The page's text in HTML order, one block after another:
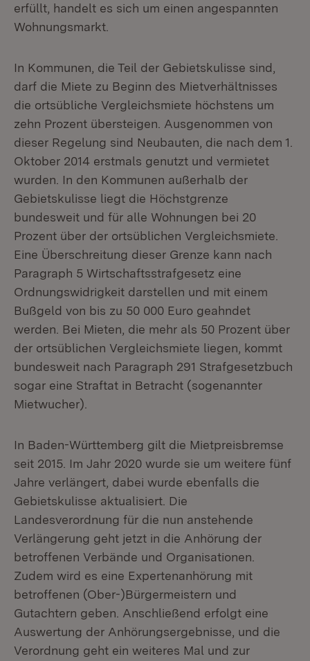
erfüllt, handelt es sich um einen angespannten
Wohnungsmarkt.
In Kommunen, die Teil der Gebietskulisse sind,
darf die Miete zu Beginn des Mietverhältnisses
die ortsübliche Vergleichsmiete höchstens um
zehn Prozent übersteigen. Ausgenommen von
dieser Regelung sind Neubauten, die nach dem 1.
Oktober 2014 erstmals genutzt und vermietet
wurden. In den Kommunen außerhalb der
Gebietskulisse liegt die Höchstgrenze
bundesweit und für alle Wohnungen bei 20
Prozent über der ortsüblichen Vergleichsmiete.
Eine Überschreitung dieser Grenze kann nach
Paragraph 5 Wirtschaftsstrafgesetz eine
Ordnungswidrigkeit darstellen und mit einem
Bußgeld von bis zu 50 000 Euro geahndet
werden. Bei Mieten, die mehr als 50 Prozent über
der ortsüblichen Vergleichsmiete liegen, kommt
bundesweit nach Paragraph 291 Strafgesetzbuch
sogar eine Straftat in Betracht (sogenannter
Mietwucher).
In Baden-Württemberg gilt die Mietpreisbremse
seit 2015. Im Jahr 2020 wurde sie um weitere fünf
Jahre verlängert, dabei wurde ebenfalls die
Gebietskulisse aktualisiert. Die
Landesverordnung für die nun anstehende
Verlängerung geht jetzt in die Anhörung der
betroffenen Verbände und Organisationen.
Zudem wird es eine Expertenanhörung mit
betroffenen (Ober-)Bürgermeistern und
Gutachtern geben. Anschließend erfolgt eine
Auswertung der Anhörungsergebnisse, und die
Verordnung geht ein weiteres Mal und zur